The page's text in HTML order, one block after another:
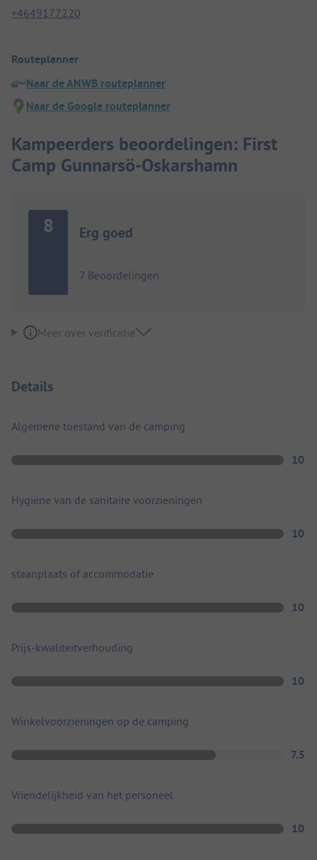
+4649177220
Routeplanner
Naar de ANWB routeplanner
Naar de Google routeplanner
Kampeerders beoordelingen: First
Camp Gunnarsö-Oskarshamn
8 Erg goed
7 Beoordelingen
Meer over verificatie
Details
Algemene toestand van de camping
10
Hygiëne van de sanitaire voorzieningen
10
staanplaats of accommodatie
10
Prijs-kwaliteitverhouding
10
Winkelvoorzieningen op de camping
7.5
Vriendelijkheid van het personeel
10